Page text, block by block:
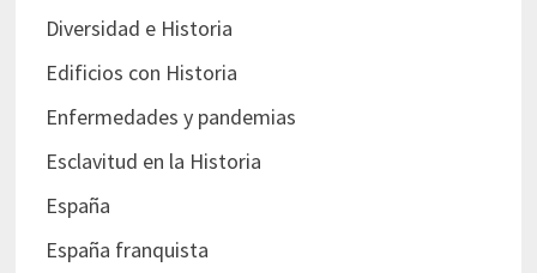
Diversidad e Historia
Edificios con Historia
Enfermedades y pandemias
Esclavitud en la Historia
España
España franquista